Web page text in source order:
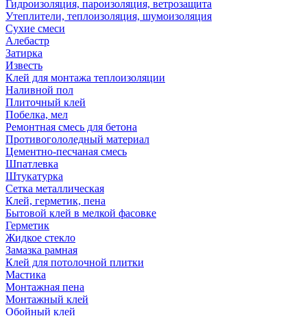
Гидроизоляция, пароизоляция, ветрозащита
Утеплители, теплоизоляция, шумоизоляция
Сухие смеси
Алебастр
Затирка
Известь
Клей для монтажа теплоизоляции
Наливной пол
Плиточный клей
Побелка, мел
Ремонтная смесь для бетона
Противогололедный материал
Цементно-песчаная смесь
Шпатлевка
Штукатурка
Сетка металлическая
Клей, герметик, пена
Бытовой клей в мелкой фасовке
Герметик
Жидкое стекло
Замазка рамная
Клей для потолочной плитки
Мастика
Монтажная пена
Монтажный клей
Обойный клей